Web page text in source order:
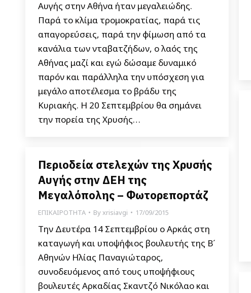
Αυγής στην Αθήνα ήταν μεγαλειώδης.
Παρά το κλίμα τρομοκρατίας, παρά τις
απαγορεύσεις, παρά την φίμωση από τα
κανάλια των νταβατζήδων, ο λαός της
Αθήνας μαζί και εγώ δώσαμε δυναμικό
παρόν και παράλληλα την υπόσχεση για
μεγάλο αποτέλεσμα το βράδυ της
Κυριακής. Η 20 Σεπτεμβρίου θα σημάνει
την πορεία της Χρυσής…
Περιοδεία στελεχών της Χρυσής
Αυγής στην ΔΕΗ της
Μεγαλόπολης – Φωτορεπορτάζ
ΕΠΙΚΑΙΡΟΤΗΤΑ Byxrisiavgi 17/09/2015
Την Δευτέρα 14 Σεπτεμβρίου ο Αρκάς στη
καταγωγή και υποψήφιος βουλευτής της Β´
Αθηνών Ηλίας Παναγιώταρος,
συνοδευόμενος από τους υποψήφιους
βουλευτές Αρκαδίας Σκαντζό Νικόλαο και